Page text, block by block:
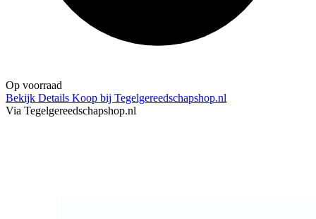
Op voorraad
Bekijk Details Koop bij Tegelgereedschapshop.nl
Via Tegelgereedschapshop.nl